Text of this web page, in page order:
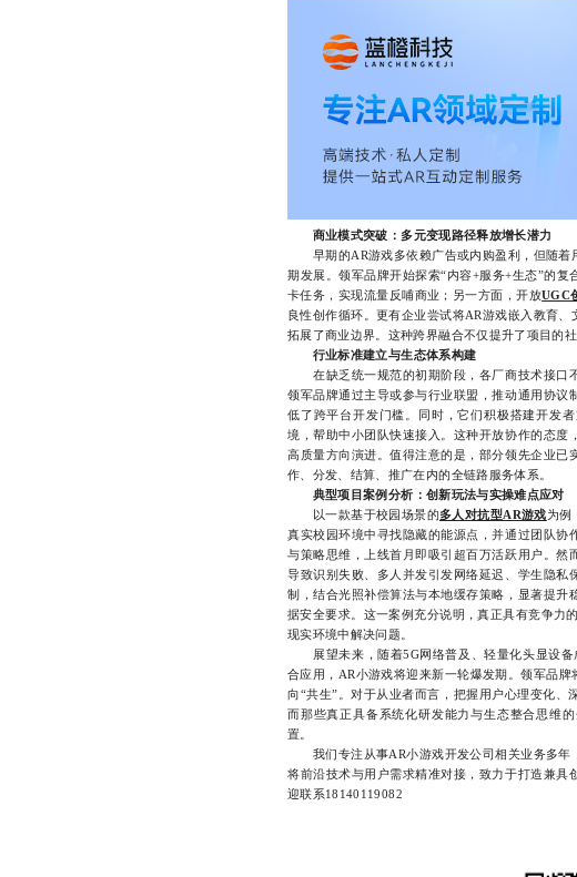
商业模式突破：多元变现路径释放增长潜力
早期的AR游戏多依赖广告或内购盈利，但随着
期发展。领军品牌开始探索“内容+服务+生态”的
卡任务，实现流量反哺商业；另一方面，开放UGC
良性创作循环。更有企业尝试将AR游戏嵌入教育
拓展了商业边界。这种跨界融合不仅提升了项目的
行业标准建立与生态体系构建
在缺乏统一规范的初期阶段，各厂商技术接口
领军品牌通过主导或参与行业联盟，推动通用协议
低了跨平台开发门槛。同时，它们积极搭建开发
境，帮助中小团队快速接入。这种开放协作的态度
高质量方向演进。值得注意的是，部分领先企业已
作、分发、结算、推广在内的全链路服务体系。
典型项目案例分析：创新玩法与实操难点应对
以一款基于校园场景的多人对抗型AR游戏为例
真实校园环境中寻找隐藏的能源点，并通过团队协
与策略思维，上线首月即吸引超百万活跃用户。然
导致识别失败、多人并发引发网络延迟、学生隐私
制，结合光照补偿算法与本地缓存策略，显著提升
据安全要求。这一案例充分说明，真正具有竞争力
现实环境中解决问题。
展望未来，随着5G网络普及、轻量化头显设备
合应用，AR小游戏将迎来新一轮爆发期。领军品
向“共生”。对于从业者而言，把握用户心理变化、
而那些真正具备系统化研发能力与生态整合思维
置。
我们专注从事AR小游戏开发公司相关业务多年
将前沿技术与用户需求精准对接，致力于打造兼具
迎联系18140119082